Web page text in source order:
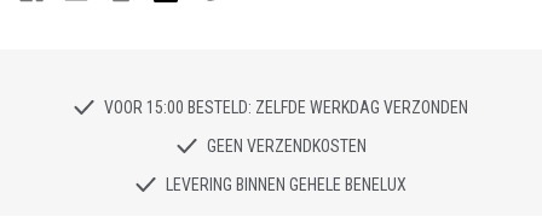
VOOR 15:00 BESTELD: ZELFDE WERKDAG VERZONDEN
GEEN VERZENDKOSTEN
LEVERING BINNEN GEHELE BENELUX